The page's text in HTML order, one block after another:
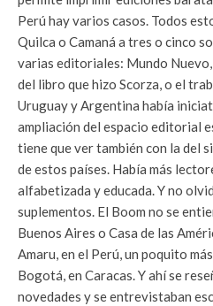
Perú hay varios casos. Todos
Quilca o Camaná a tres o cinco
varias editoriales: Mundo
del libro que hizo Scorza, o el
Uruguay y Argentina había
ampliación del espacio editorial
tiene que ver también con la del
de estos países. Había más
alfabetizada y educada. Y no
suplementos. El Boom no se
Buenos Aires o Casa de las
Amaru, en el Perú, un poquito
Bogotá, en Caracas. Y ahí se
novedades y se entrevistaban